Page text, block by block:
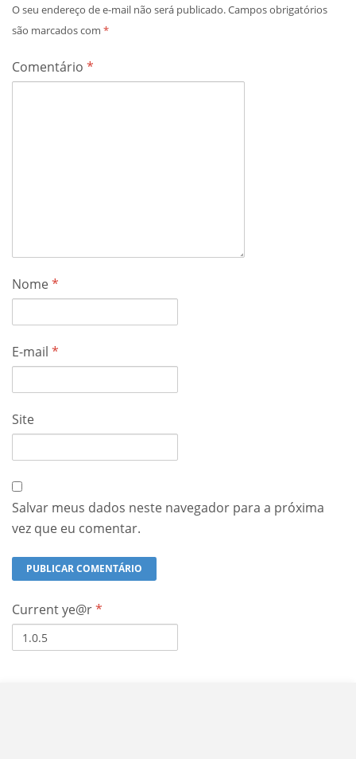
O seu endereço de e-mail não será publicado.Campos obrigatórios
são marcados com *
Comentário *
Nome*
E-mail *
Site
Salvar meus dados neste navegador para a próxima
vez que eu comentar.
Current ye@r*